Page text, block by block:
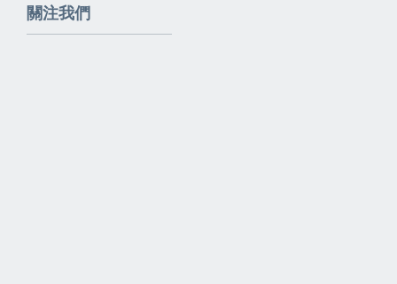
關注我們